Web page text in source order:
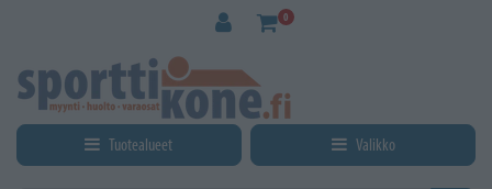
0
Tuotealueet Valikko